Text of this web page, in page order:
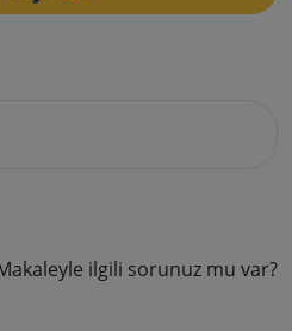
ilgili sorunuz mu var?